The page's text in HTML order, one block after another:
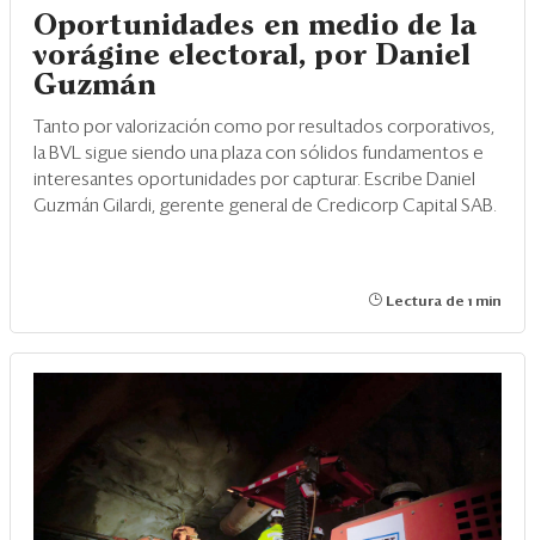
Oportunidades en medio de la
vorágine electoral, por Daniel
Guzmán
Tanto por valorización como por resultados corporativos,
la BVL sigue siendo una plaza con sólidos fundamentos e
interesantes oportunidades por capturar. Escribe Daniel
Guzmán Gilardi, gerente general de Credicorp Capital SAB.
Lectura de 1 min